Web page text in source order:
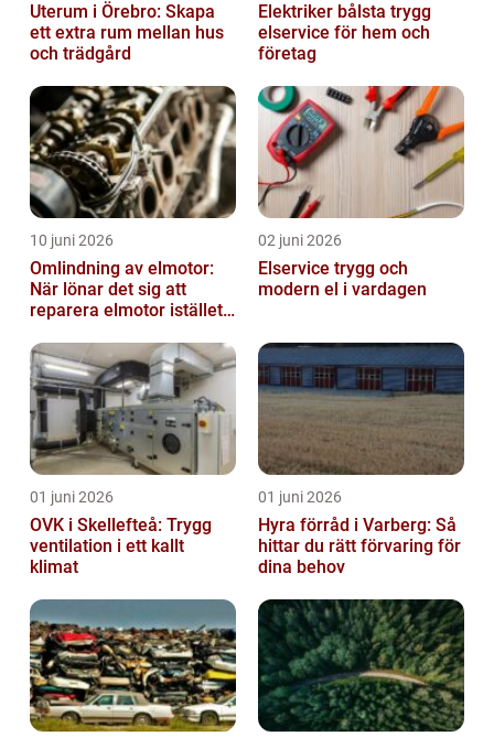
Uterum i Örebro: Skapa
ett extra rum mellan hus
och trädgård
Elektriker bålsta trygg
elservice för hem och
företag
10 juni 2026
Omlindning av elmotor:
När lönar det sig att
reparera elmotor istället
02 juni 2026
Elservice trygg och
modern el i vardagen
01 juni 2026
OVK i Skellefteå: Trygg
ventilation i ett kallt
klimat
01 juni 2026
Hyra förråd i Varberg: Så
hittar du rätt förvaring för
dina behov